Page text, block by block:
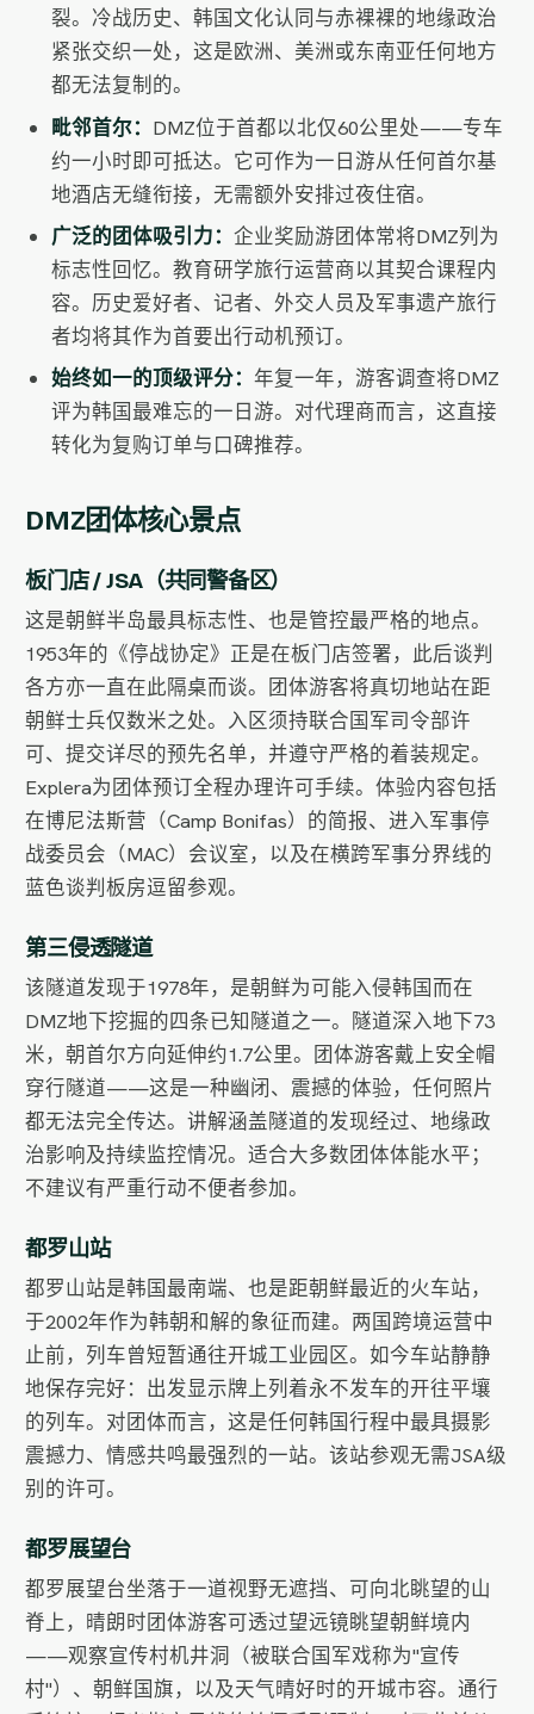
裂。冷战历史、韩国文化认同与赤裸裸的地缘政治
紧张交织一处，这是欧洲、美洲或东南亚任何地方
都无法复制的。
毗邻首尔： DMZ位于首都以北仅60公里处——专车
约一小时即可抵达。它可作为一日游从任何首尔基
地酒店无缝衔接，无需额外安排过夜住宿。
广泛的团体吸引力： 企业奖励游团体常将DMZ列为
标志性回忆。教育研学旅行运营商以其契合课程内
容。历史爱好者、记者、外交人员及军事遗产旅行
者均将其作为首要出行动机预订。
始终如一的顶级评分： 年复一年，游客调查将DMZ
评为韩国最难忘的一日游。对代理商而言，这直接
转化为复购订单与口碑推荐。
DMZ团体核心景点
板门店 / JSA（共同警备区）
这是朝鲜半岛最具标志性、也是管控最严格的地点。
1953年的《停战协定》正是在板门店签署，此后谈判
各方亦一直在此隔桌而谈。团体游客将真切地站在距
朝鲜士兵仅数米之处。入区须持联合国军司令部许
可、提交详尽的预先名单，并遵守严格的着装规定。
Explera为团体预订全程办理许可手续。体验内容包括
在博尼法斯营（Camp Bonifas）的简报、进入军事停
战委员会（MAC）会议室，以及在横跨军事分界线的
蓝色谈判板房逗留参观。
第三侵透隧道
该隧道发现于1978年，是朝鲜为可能入侵韩国而在
DMZ地下挖掘的四条已知隧道之一。隧道深入地下73
米，朝首尔方向延伸约1.7公里。团体游客戴上安全帽
穿行隧道——这是一种幽闭、震撼的体验，任何照片
都无法完全传达。讲解涵盖隧道的发现经过、地缘政
治影响及持续监控情况。适合大多数团体体能水平；
不建议有严重行动不便者参加。
都罗山站
都罗山站是韩国最南端、也是距朝鲜最近的火车站，
于2002年作为韩朝和解的象征而建。两国跨境运营中
止前，列车曾短暂通往开城工业园区。如今车站静静
地保存完好：出发显示牌上列着永不发车的开往平壤
的列车。对团体而言，这是任何韩国行程中最具摄影
震撼力、情感共鸣最强烈的一站。该站参观无需JSA级
别的许可。
都罗展望台
都罗展望台坐落于一道视野无遮挡、可向北眺望的山
脊上，晴朗时团体游客可透过望远镜眺望朝鲜境内
——观察宣传村机井洞（被联合国军戏称为"宣传
村"）、朝鲜国旗，以及天气晴好时的开城市容。通行